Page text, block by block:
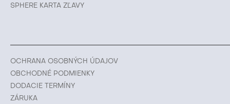
SPHERE KARTA ZĽAVY
OCHRANA OSOBNÝCH ÚDAJOV
OBCHODNÉ PODMIENKY
DODACIE TERMÍNY
ZÁRUKA